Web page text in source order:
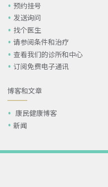
预约挂号
发送询问
找个医生
请参阅条件和治疗
查看我们的诊所和中心
订阅免费电子通讯
博客和文章
康民健康博客
新闻